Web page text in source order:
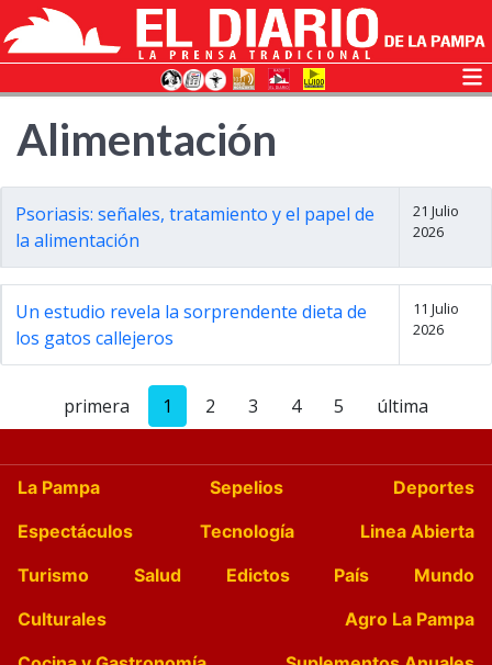
Alimentación
Psoriasis: señales, tratamiento y el papel de
la alimentación
21 Julio
2026
Un estudio revela la sorprendente dieta de
los gatos callejeros
11 Julio
2026
primera 1 2 3 4 5 última
La Pampa Sepelios
Deportes
Espectáculos
Tecnología
Linea Abierta
Turismo
Salud Edictos País
Mundo
Culturales
Agro La Pampa